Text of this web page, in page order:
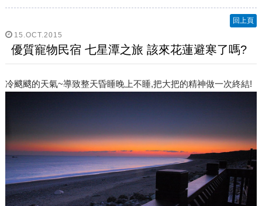
回上頁
15.OCT.2015
優質寵物民宿 七星潭之旅 該來花蓮避寒了嗎?
冷颼颼的天氣~導致整天昏睡晚上不睡,把大把的精神做一次終結!